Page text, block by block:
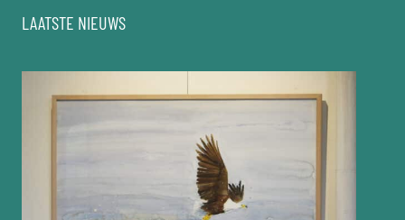
LAATSTE NIEUWS